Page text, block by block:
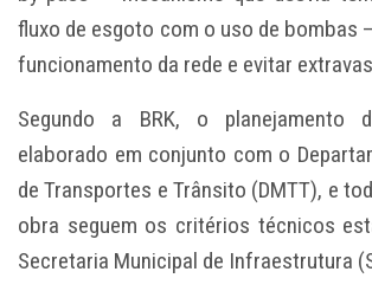
fluxo de esgoto com o uso de bombas
funcionamento da rede e evitar
Segundo a BRK, o planejamento
elaborado em conjunto com o
de Transportes e Trânsito (DMTT), e
obra seguem os critérios técnicos
Secretaria Municipal de Infraestrutura